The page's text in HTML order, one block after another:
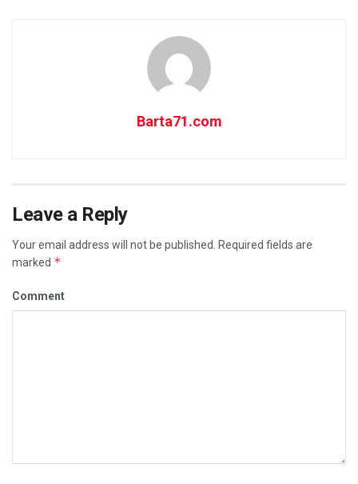
Barta71.com
Leave a Reply
Your email address will not be published. Required fields are
marked *
Comment